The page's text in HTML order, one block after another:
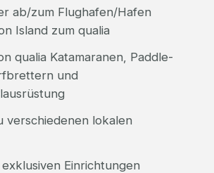
ab/zum Flughafen/Hafen
Island zum qualia
qualia Katamaranen, Paddle-
und
verschiedenen lokalen
Einrichtungen